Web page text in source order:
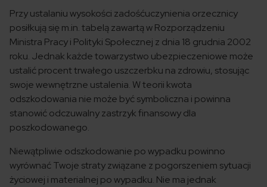
Przy ustalaniu wysokości zadośćuczynienia orzecznicy
posiłkują się m.in. tabelą zawartą w Rozporządzeniu
Ministra Pracy i Polityki Społecznej z dnia 18 grudnia 2002
roku. Jednak każde towarzystwo ubezpieczeniowe może
ustalić procent trwałego uszczerbku na zdrowiu, stosując
swoje wewnętrzne ustalenia. W teorii kwota
odszkodowania nie może być symboliczna i powinna
stanowić odczuwalny zastrzyk finansowy dla
poszkodowanego.
Niewątpliwie odszkodowanie po wypadku powinno
wyrównać Twoje straty związane z pogorszeniem sytuacji
życiowej i materialnej po wypadku. Nie ma jednak